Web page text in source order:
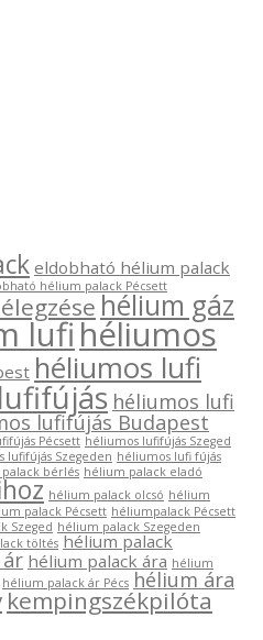
eldobható hélium palack
hélium palack Pécsett
hélium gáz
lufihéliumos
héliumos lufi
héliumos lufi
lufifújás Budapest
Pécsett héliumos lufifújás Szeged
lufifújás Szegeden héliumos lufi fújás
bérlés hélium palack eladó
hélium palack olcsó hélium
palack Pécsett héliumpalack Pécsett
Szeged hélium palack Szegeden
töltés hélium palack
hélium palack ára hélium
hélium palack ár Pécs hélium ára
kempingszékpilóta